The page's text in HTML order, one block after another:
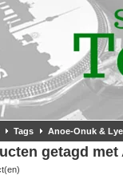
Tags Anoe-Onuk &
getagd met